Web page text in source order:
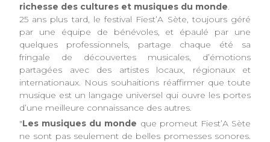
richesse des cultures et musiques du monde.
25 ans plus tard, le festival Fiest’A Sète, toujours géré
par une équipe de bénévoles, et épaulé par une
quelques professionnels, partage chaque été sa
fringale de découvertes musicales, d’émotions
partagées avec des artistes locaux, régionaux et
internationaux. Nous souhaitions réaffirmer que toute
musique est un langage universel qui ouvre les portes
d’une meilleure connaissance des autres.
"Les musiques du monde que promeut Fiest’A Sète
ne sont pas seulement de belles promesses sonores.